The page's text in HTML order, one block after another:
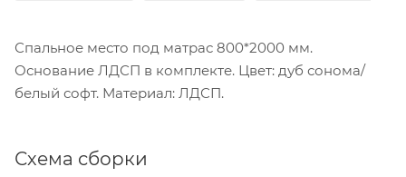
Спальное место под матрас 800*2000 мм.
Основание ЛДСП в комплекте. Цвет: дуб сонома/
белый софт. Материал: ЛДСП.
Схема сборки